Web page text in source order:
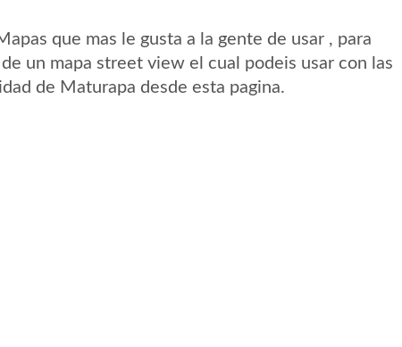
que mas le gusta a la gente de usar , para
un mapa street view el cual podeis usar con las
de Maturapa desde esta pagina.